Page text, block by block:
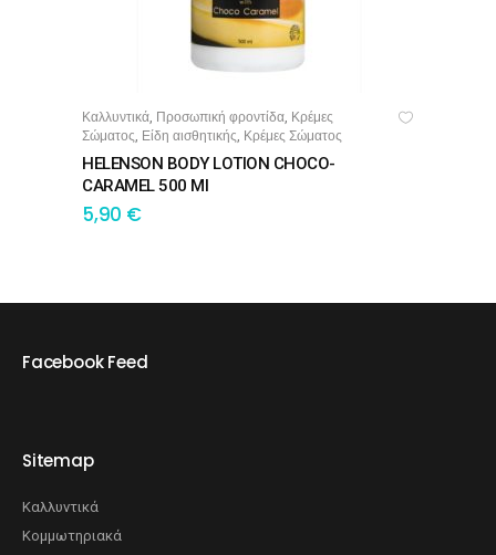
ΠΡΟΣΘΉΚΗ ΣΤΟ ΚΑΛΆΘΙ
Καλλυντικά, Προσωπική φροντίδα, Κρέμες
Σώματος, Είδη αισθητικής, Κρέμες Σώματος
HELENSON BODY LOTION CHOCO-
CARAMEL 500 Ml
5,90 €
Facebook Feed
Sitemap
Καλλυντικά
Κομμωτηριακά